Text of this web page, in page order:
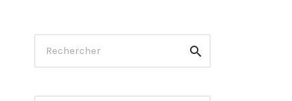
for:
Rechercher